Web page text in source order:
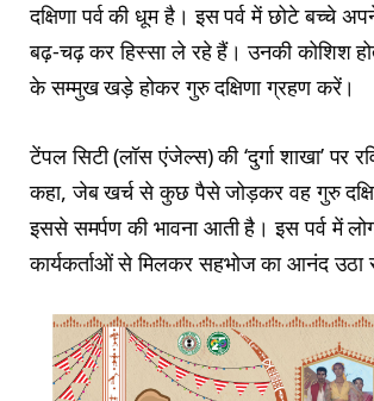
दक्षिणा पर्व की धूम है। इस पर्व में छोटे बच्चे
बढ़-चढ़ कर हिस्सा ले रहे हैं। उनकी कोशिश
के सम्मुख खड़े होकर गुरु दक्षिणा ग्रहण करें।
टेंपल सिटी (लॉस एंजेल्स) की ‘दुर्गा शाखा’ पर
कहा, जेब खर्च से कुछ पैसे जोड़कर वह गुरु
इससे समर्पण की भावना आती है। इस पर्व में
कार्यकर्ताओं से मिलकर सहभोज का आनंद उठा